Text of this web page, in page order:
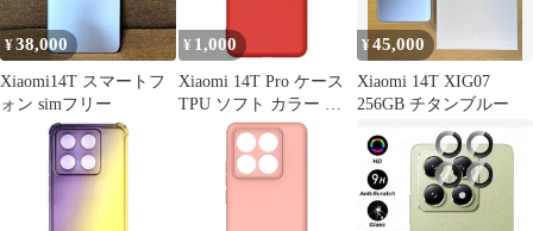
全面保護 (ローズゴー
ルド)
¥38,000
Xiaomi14T スマートフ
ォン simフリー
¥ 1,000
Xiaomi 14T Pro ケース
TPU ソフト カラー ケ
ース 【Color】レッド
¥45,000
Xiaomi 14T XIG07
256GB チタンブルー